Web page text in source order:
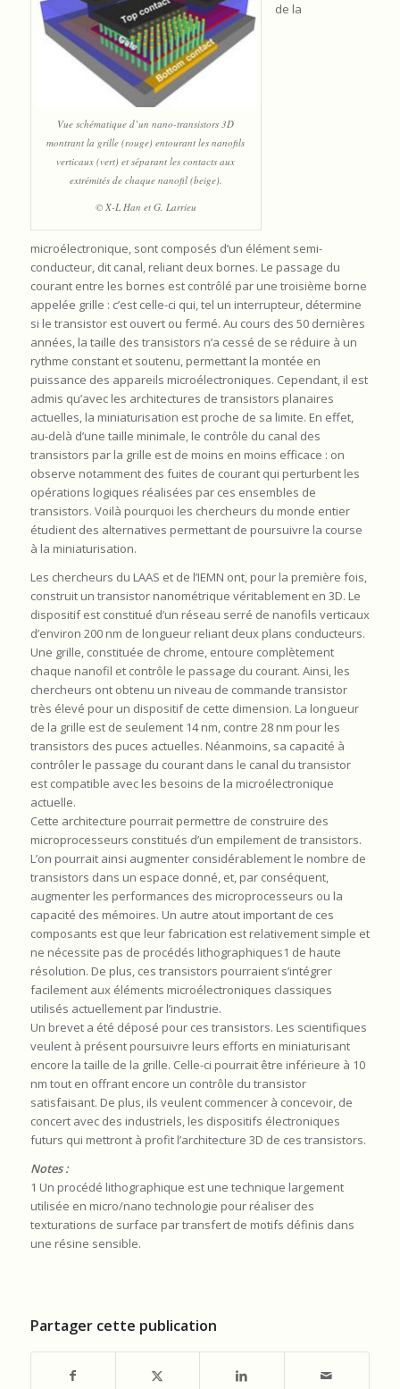
Vue schématique d’un nano-transistors 3D
montrant la grille (rouge) entourant les nanofils
verticaux (vert) et séparant les contacts aux
extrémités de chaque nanofil (beige).
© X-L Han et G. Larrieu
de la
microélectronique, sont composés d’un élément semi-
conducteur, dit canal, reliant deux bornes. Le passage du
courant entre les bornes est contrôlé par une troisième borne
appelée grille : c’est celle-ci qui, tel un interrupteur, détermine
si le transistor est ouvert ou fermé. Au cours des 50 dernières
années, la taille des transistors n’a cessé de se réduire à un
rythme constant et soutenu, permettant la montée en
puissance des appareils microélectroniques. Cependant, il est
admis qu’avec les architectures de transistors planaires
actuelles, la miniaturisation est proche de sa limite. En effet,
au-delà d’une taille minimale, le contrôle du canal des
transistors par la grille est de moins en moins efficace : on
observe notamment des fuites de courant qui perturbent les
opérations logiques réalisées par ces ensembles de
transistors. Voilà pourquoi les chercheurs du monde entier
étudient des alternatives permettant de poursuivre la course
à la miniaturisation.
Les chercheurs du LAAS et de l’IEMN ont, pour la première fois,
construit un transistor nanométrique véritablement en 3D. Le
dispositif est constitué d’un réseau serré de nanofils verticaux
d’environ 200 nm de longueur reliant deux plans conducteurs.
Une grille, constituée de chrome, entoure complètement
chaque nanofil et contrôle le passage du courant. Ainsi, les
chercheurs ont obtenu un niveau de commande transistor
très élevé pour un dispositif de cette dimension. La longueur
de la grille est de seulement 14 nm, contre 28 nm pour les
transistors des puces actuelles. Néanmoins, sa capacité à
contrôler le passage du courant dans le canal du transistor
est compatible avec les besoins de la microélectronique
actuelle.
Cette architecture pourrait permettre de construire des
microprocesseurs constitués d’un empilement de transistors.
L’on pourrait ainsi augmenter considérablement le nombre de
transistors dans un espace donné, et, par conséquent,
augmenter les performances des microprocesseurs ou la
capacité des mémoires. Un autre atout important de ces
composants est que leur fabrication est relativement simple et
ne nécessite pas de procédés lithographiques1 de haute
résolution. De plus, ces transistors pourraient s’intégrer
facilement aux éléments microélectroniques classiques
utilisés actuellement par l’industrie.
Un brevet a été déposé pour ces transistors. Les scientifiques
veulent à présent poursuivre leurs efforts en miniaturisant
encore la taille de la grille. Celle-ci pourrait être inférieure à 10
nm tout en offrant encore un contrôle du transistor
satisfaisant. De plus, ils veulent commencer à concevoir, de
concert avec des industriels, les dispositifs électroniques
futurs qui mettront à profit l’architecture 3D de ces transistors.
Notes :
1 Un procédé lithographique est une technique largement
utilisée en micro/nano technologie pour réaliser des
texturations de surface par transfert de motifs définis dans
une résine sensible.
Partager cette publication